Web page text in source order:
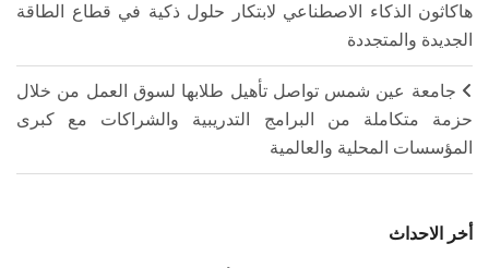
هاكاثون الذكاء الاصطناعي لابتكار حلول ذكية في قطاع الطاقة
الجديدة والمتجددة
جامعة عين شمس تواصل تأهيل طلابها لسوق العمل من خلال
حزمة متكاملة من البرامج التدريبية والشراكات مع كبرى
المؤسسات المحلية والعالمية
أخر الاحداث